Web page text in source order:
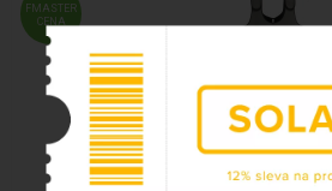
FMASTER
CENA